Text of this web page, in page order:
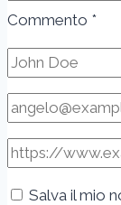
Commento *
Salva il mio